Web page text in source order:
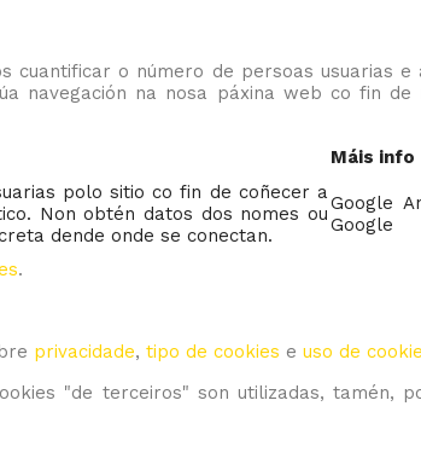
o número de persoas usuarias
navegación na nosa páxina web co fin
Máis info
polo sitio co fin de coñecer a
Non obtén datos dos nomes ou
dende onde se conectan.
Google
Google
.
privacidade, tipo de cookies e uso de
"de terceiros" son utilizadas, tamén,